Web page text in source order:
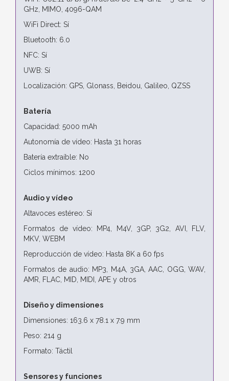
GHz, MIMO, 4096-QAM
WiFi Direct: Sí
Bluetooth: 6.0
NFC: Sí
UWB: Sí
Localización: GPS, Glonass, Beidou, Galileo, QZSS
Batería
Capacidad: 5000 mAh
Autonomía de vídeo: Hasta 31 horas
Batería extraíble: No
Ciclos mínimos: 1200
Audio y vídeo
Altavoces estéreo: Sí
Formatos de vídeo: MP4, M4V, 3GP, 3G2, AVI, FLV,
MKV, WEBM
Reproducción de vídeo: Hasta 8K a 60 fps
Formatos de audio: MP3, M4A, 3GA, AAC, OGG, WAV,
AMR, FLAC, MID, MIDI, APE y otros
Diseño y dimensiones
Dimensiones: 163.6 x 78.1 x 7.9 mm
Peso: 214 g
Formato: Táctil
Sensores y funciones